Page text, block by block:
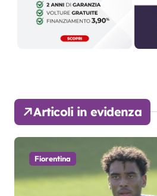
Articoli in evidenza
Fiorentina